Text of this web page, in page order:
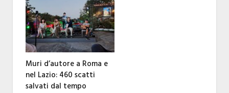
Muri d’autore a Roma e
nel Lazio: 460 scatti
salvati dal tempo